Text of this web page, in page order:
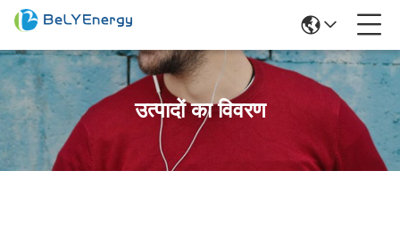
उत्पादों का विवरण